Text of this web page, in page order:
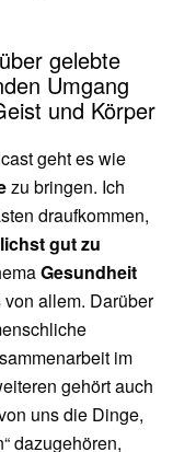
gelebte
Umgang
und Körper
geht es wie
zu bringen. Ich
draufkommen,
gut zu
Gesundheit
allem. Darüber
im
gehört auch
uns die Dinge,
dazugehören,